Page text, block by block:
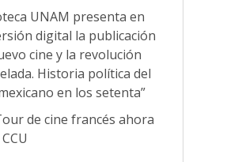
UNAM presenta en
digital la publicación
cine y la revolución
Historia política del
en los setenta”
de cine francés ahora